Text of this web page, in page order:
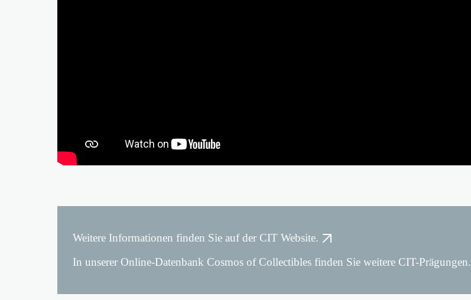
Weitere Informationen finden Sie auf der CIT Website.
In unserer Online-Datenbank Cosmos of Collectibles finden Sie weitere CIT-Prägungen.